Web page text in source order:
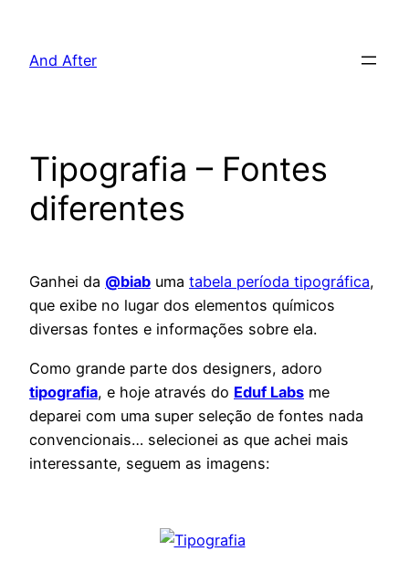
And After
Tipografia – Fontes
diferentes
Ganhei da @biab uma tabela períoda tipográfica,
que exibe no lugar dos elementos químicos
diversas fontes e informações sobre ela.
Como grande parte dos designers, adoro
tipografia, e hoje através do Eduf Labs me
deparei com uma super seleção de fontes nada
convencionais… selecionei as que achei mais
interessante, seguem as imagens: